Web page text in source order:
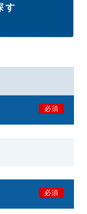
す
必須
必須